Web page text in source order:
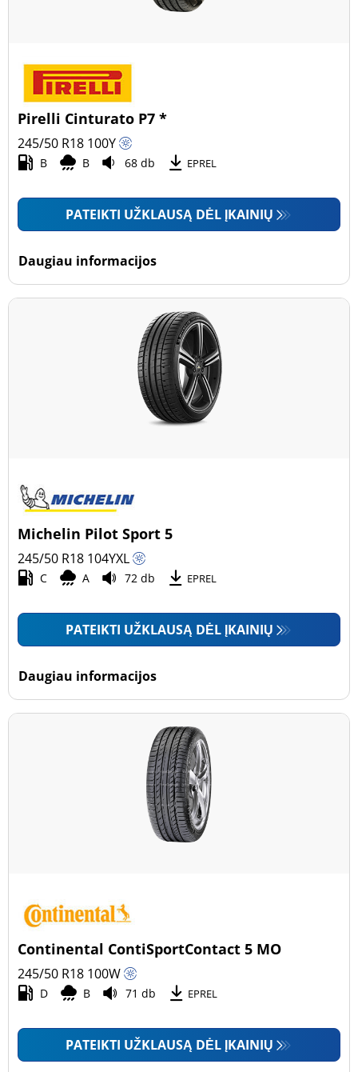
Pirelli Cinturato P7 *
245/50 R18 100Y
B B 68 db EPREL
PATEIKTI UŽKLAUSĄ DĖL ĮKAINIŲ
Daugiau informacijos
Michelin Pilot Sport 5
245/50 R18 104YXL
C A 72 db EPREL
PATEIKTI UŽKLAUSĄ DĖL ĮKAINIŲ
Daugiau informacijos
Continental ContiSportContact 5 MO
245/50 R18 100W
D B 71 db EPREL
PATEIKTI UŽKLAUSĄ DĖL ĮKAINIŲ